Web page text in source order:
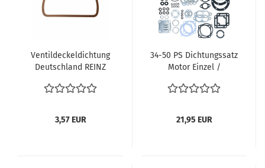
Ventildeckeldichtung
Deutschland REINZ
VW Käfer VW Bus T1
vergl. 111101481
3,57 EUR
34-50 PS Dichtungssatz
Motor Einzel /
Motordichtsatz Typ1
T2 Karmann Ghia VW
181 vergl. 111198007AF
21,95 EUR